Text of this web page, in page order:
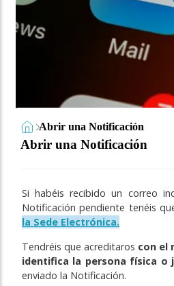
Abrir una Notificación
Abrir una Notificación
Si habéis recibido un correo
Notificación pendiente tenéis
la Sede Electrónica.
Tendréis que acreditaros con el
identifica la persona física o
enviado la Notificación.